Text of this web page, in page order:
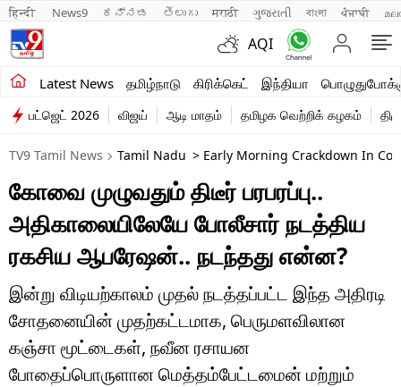
हिन्दी News9 ಕನ್ನಡ తెలుగు मराठी ગુજરાતી বাংলা ਪੰਜਾਬੀ
AQI
Latest News தமிழ்நாடு கிரிக்கெட் இந்தியா
சமீபத்திய செய்திகள்
தமிழ்நாடு
இந்தியா
உலகம்
விளையாட்டு
பொழுதுபோக்கு
லைஃப்ஸ்டைல்
வணிகம்
பட்ஜெட் 2026 விஜய் ஆடி மாதம் தமிழக வெற்றிக் கழகம்
TV9 Tamil News Tamil Nadu > Early Morning Crackdown In
கோவை முழுவதும் திடீர் பரபரப்பு..
அதிகாலையிலேயே போலீசார் நடத்திய
ரகசிய ஆபரேஷன்.. நடந்தது என்ன?
இன்று விடியற்காலம் முதல் நடத்தப்பட்ட இந்த அதிரடி
சோதனையின் முதற்கட்டமாக, பெருமளவிலான
கஞ்சா மூட்டைகள், நவீன ரசாயன
போதைப்பொருளான மெத்தம்பேட்டமைன் மற்றும்